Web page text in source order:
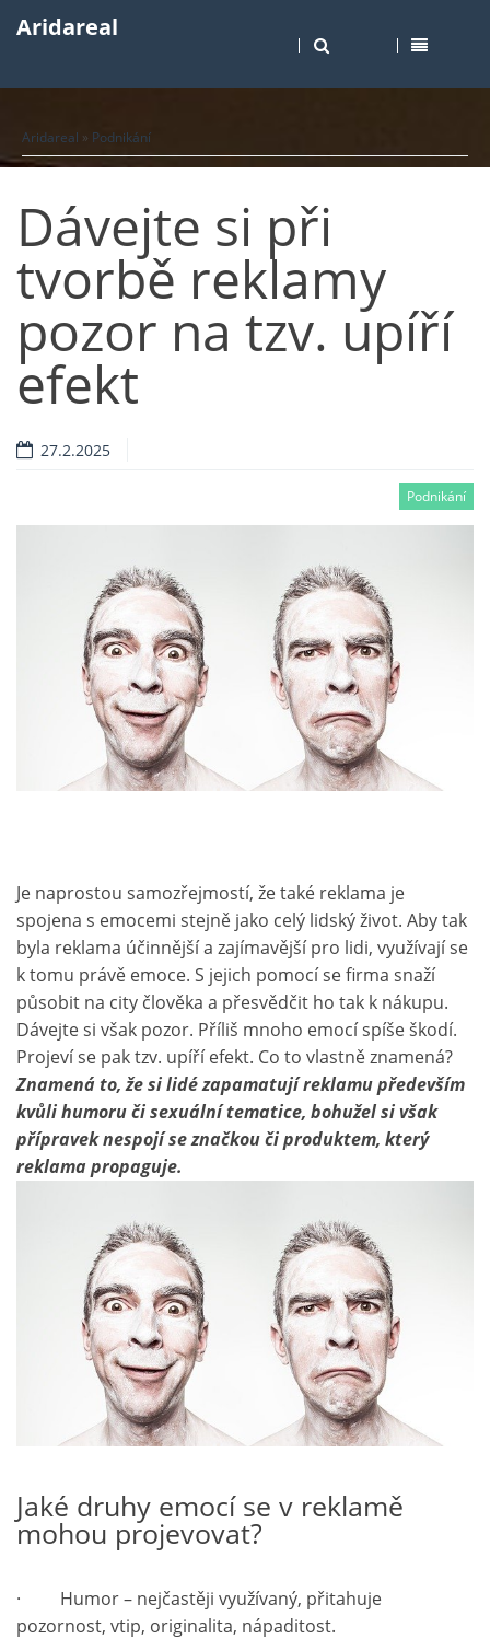
Aridareal
Aridareal » Podnikání
Dávejte si při
tvorbě reklamy
pozor na tzv. upíří
efekt
27.2.2025
Podnikání
Je naprostou samozřejmostí, že také reklama je
spojena s emocemi stejně jako celý lidský život. Aby tak
byla reklama účinnější a zajímavější pro lidi, využívají se
k tomu právě emoce. S jejich pomocí se firma snaží
působit na city člověka a přesvědčit ho tak k nákupu.
Dávejte si však pozor. Příliš mnoho emocí spíše škodí.
Projeví se pak tzv. upíří efekt. Co to vlastně znamená?
Znamená to, že si lidé zapamatují reklamu především
kvůli humoru či sexuální tematice, bohužel si však
přípravek nespojí se značkou či produktem, který
reklama propaguje.
Jaké druhy emocí se v reklamě
mohou projevovat?
· Humor – nejčastěji využívaný, přitahuje
pozornost, vtip, originalita, nápaditost.